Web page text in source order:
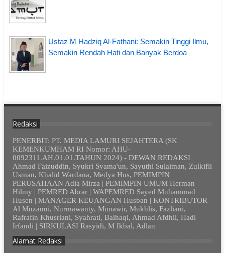
Ustaz M Hadziq Al-Fathani: Semakin Tinggi Ilmu,
Semakin Rendah Hati dan Banyak Berdoa
Redaksi
PENERBIT: PT. MEDIA LAMURI SEJAHTERA (SK
KEMENKUMHAM RI Nomor: AHU-
0092311.AH.01.01.TAHUN 2024) - DEWAN REDAKSI
Ahmad Faizuddin, Syukri Syama'un, Sayuthi Sulaiman, Zulkifli
Usman, Khalid Wardana, Medya Hus, PEMIMPIN
PERUSAHAAN Adia Mirza | PEMIMPIN UMUM Herman
Hilmy | PEMRED Abrar | WAPEMRED Sayed Muhammad
Husen | MANAGER KEUANGAN Husban | KONTRIBUTOR
Al Muzanni, Nurmawanty, Munawir, Mukhlis, Fazliani,
Rafrafin Khusriani, Syahrati, Baihaqi, Ahmad Afdhil, Hadi
Irfandi | SIRKULASI Rasyidi, M Ikbal, Adlan
Alamat Redaksi